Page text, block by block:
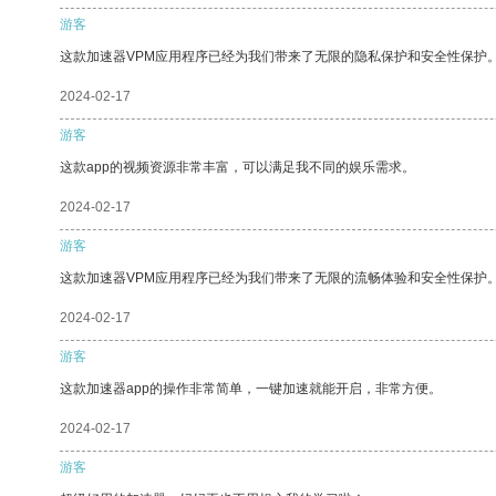
游客
这款加速器VPM应用程序已经为我们带来了无限的隐私保护和安全性保护
2024-02-17
游客
这款app的视频资源非常丰富，可以满足我不同的娱乐需求。
2024-02-17
游客
这款加速器VPM应用程序已经为我们带来了无限的流畅体验和安全性保护
2024-02-17
游客
这款加速器app的操作非常简单，一键加速就能开启，非常方便。
2024-02-17
游客